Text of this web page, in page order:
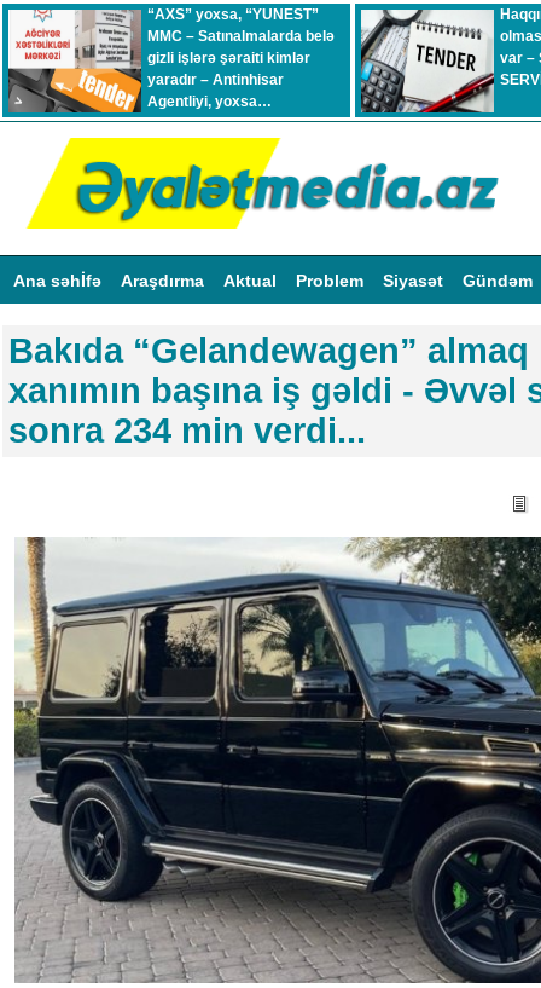
“AXS” yoxsa, “YUNEST”
MMC – Satınalmalarda belə
gizli işlərə şəraiti kimlər
yaradır – Antinhisar
Agentliyi, yoxsa…
var –
Ana səhİfə Araşdırma Aktual Problem Siyasət Gündəm
Bakıda “Gelandewagen”
xanımın başına iş gəldi - Əvvəl
sonra 234 min verdi...